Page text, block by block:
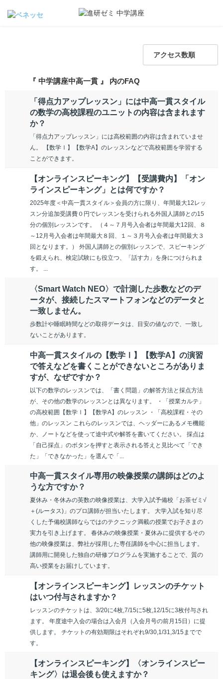
アクセス数順
『 中学講座中高一貫 』 内のFAQ
「得点力アップレッスン」には中高一貫スタイル
の数学の高校課程のユニットの内容は含まれます
か？
「得点力アップレッスン」には高校範囲の内容は含まれていませ
ん。 【数学Ⅰ】【数学A】のレッスンなどで高校範囲を学習する
ことができます。
【オンラインスピーキング】【受講費内】「オン
ラインスピーキング」とは何ですか？
2025年度＜中高一貫スタイル＞会員の方に限り、年間最大12レッ
スン分追加受講費０円でレッスンを受けられる外国人講師との15
分の個別レッスンです。 （４～７月号入会者は年間最大12回、８
～12月号入会者は年間最大８回、１～３月号入会者は年間最大３
回となります。） 外国人講師との個別レッスンで、スピーキング
を鍛えられ、検定試験にも役立つ、「話す力」を身につけられま
す。 ...
〈Smart Watch NEO〉で計測した歩数などのデ
ータが、接続したスマートフォンなどのデータと
一致しません。
歩数計や睡眠時間などの取得データは、目安の値なので、一致し
ないことがあります。
中高一貫スタイルの【数学Ⅰ】【数学A】の演習
で答えなどを書くことができないところがありま
すが、なぜですか？
以下の数学のレッスンでは、「書く問題」の解答方法と採点方法
が、その他の数学のレッスンとは異なります。 ・「授業カルテ」
の高校範囲【数学Ⅰ】【数学A】のレッスン ・「高校課程・その
他」のレッスン これらのレッスンでは、ヘッダーにあるメモ機能
か、ノートなどを使って途中式や解答を書いてください。 採点は
「自己採点」のボタンを押すと表示される答えと見比べて「でき
た」「できなかった」を選んで「...
中高一貫スタイル専用の映像授業の講師はどのよ
うな方ですか？
夏休み・冬休みの英数の映像授業は、大学入試予備校「お茶ゼミ√
＋(ルータス)」のプロ講師が担当いたします。 大学入試を知り尽
くした予備校講師ならではのテクニック満載の授業でお子さまの
実力を引き上げます。 春休みの映像授業・夏休みに提供するその
他の映像授業は、弊社が採用した専任講師を中心に担当します。
講師用に開発した独自の研修プログラムを実施することで、質の
高い授業をお届けしています。
【オンラインスピーキング】レッスンのチケット
はいつ付与されますか？
レッスンのチケットは、3/20に4枚,7/15に5枚,12/15に3枚付与され
ます。 年度途中入会の場合は入会月（入会月号の前月15日）に提
供します。 チケットの有効期限はそれぞれ9/30,1/31,3/15までで
す。
【オンラインスピーキング】〈オンラインスピー
キング〉は退会後も使えますか？